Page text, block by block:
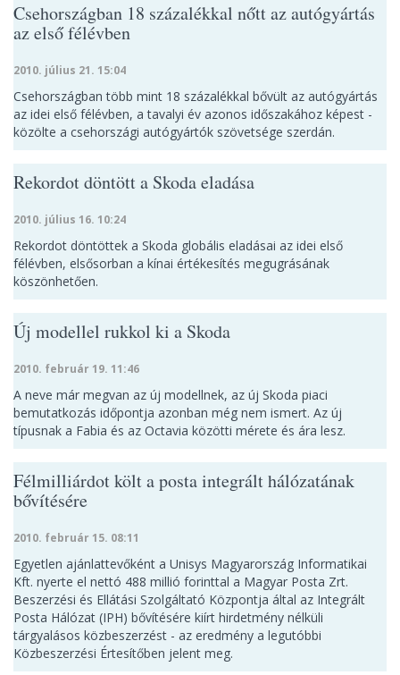
Csehországban 18 százalékkal nőtt az autógyártás
az első félévben
2010. július 21. 15:04
Csehországban több mint 18 százalékkal bővült az autógyártás
az idei első félévben, a tavalyi év azonos időszakához képest -
közölte a csehországi autógyártók szövetsége szerdán.
Rekordot döntött a Skoda eladása
2010. július 16. 10:24
Rekordot döntöttek a Skoda globális eladásai az idei első
félévben, elsősorban a kínai értékesítés megugrásának
köszönhetően.
Új modellel rukkol ki a Skoda
2010. február 19. 11:46
A neve már megvan az új modellnek, az új Skoda piaci
bemutatkozás időpontja azonban még nem ismert. Az új
típusnak a Fabia és az Octavia közötti mérete és ára lesz.
Félmilliárdot költ a posta integrált hálózatának
bővítésére
2010. február 15. 08:11
Egyetlen ajánlattevőként a Unisys Magyarország Informatikai
Kft. nyerte el nettó 488 millió forinttal a Magyar Posta Zrt.
Beszerzési és Ellátási Szolgáltató Központja által az Integrált
Posta Hálózat (IPH) bővítésére kiírt hirdetmény nélküli
tárgyalásos közbeszerzést - az eredmény a legutóbbi
Közbeszerzési Értesítőben jelent meg.